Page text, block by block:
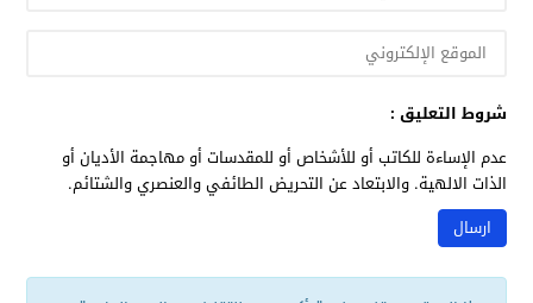
شروط التعليق :
عدم الإساءة للكاتب أو للأشخاص أو للمقدسات أو مهاجمة الأديان أو
الذات الالهية. والابتعاد عن التحريض الطائفي والعنصري والشتائم.